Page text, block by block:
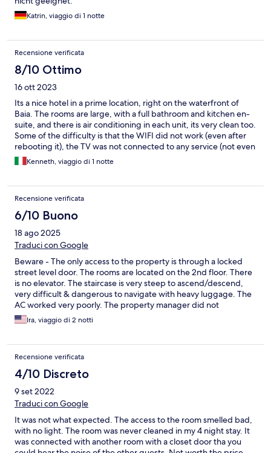
Katrin, viaggio di 1 notte
Recensione verificata
8/10 Ottimo
16 ott 2023
Its a nice hotel in a prime location, right on the waterfront of
Baia. The rooms are large, with a full bathroom and kitchen en-
suite, and there is air conditioning in each unit, its very clean too.
Some of the difficulty is that the WIFI did not work (even after
rebooting it), the TV was not connected to any service (not even
local channels for news), there were a lot of mosquitos, the
check-out time is early, and there is no reception staff to accept
any email requests or meeting times.
Kenneth, viaggio di 1 notte
Recensione verificata
6/10 Buono
18 ago 2025
Traduci con Google
Beware - The only access to the property is through a locked
street level door. The rooms are located on the 2nd floor. There
is no elevator. The staircase is very steep to ascend/descend,
very difficult & dangerous to navigate with heavy luggage. The
AC worked very poorly. The property manager did not
physically show up at the property during my two night stay.
Ira, viaggio di 2 notti
Recensione verificata
4/10 Discreto
9 set 2022
Traduci con Google
It was not what expected. The access to the room smelled bad,
with no light. The room was never cleaned in my 4 night stay. It
was connected with another room with a closet door tha you